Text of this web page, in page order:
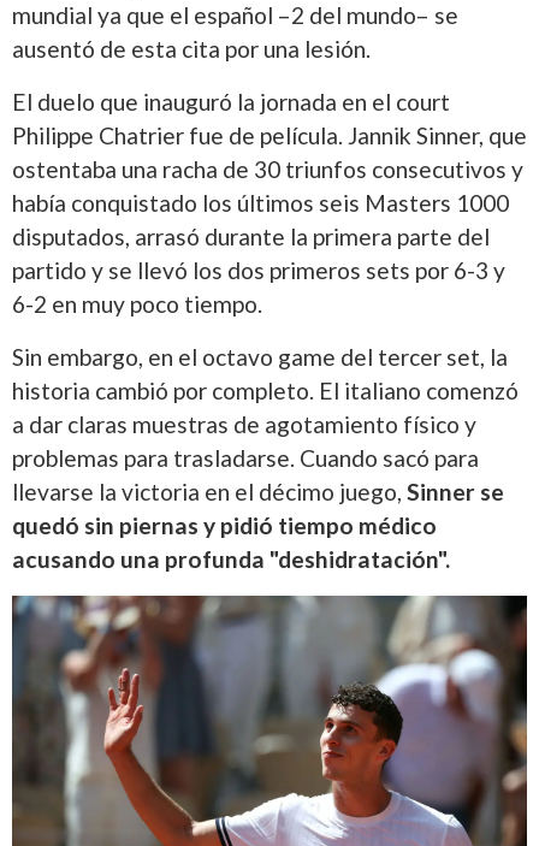
mundial ya que el español –2 del mundo– se
ausentó de esta cita por una lesión.
El duelo que inauguró la jornada en el court
Philippe Chatrier fue de película. Jannik Sinner, que
ostentaba una racha de 30 triunfos consecutivos y
había conquistado los últimos seis Masters 1000
disputados, arrasó durante la primera parte del
partido y se llevó los dos primeros sets por 6-3 y
6-2 en muy poco tiempo.
Sin embargo, en el octavo game del tercer set, la
historia cambió por completo. El italiano comenzó
a dar claras muestras de agotamiento físico y
problemas para trasladarse. Cuando sacó para
llevarse la victoria en el décimo juego, Sinner se
quedó sin piernas y pidió tiempo médico
acusando una profunda "deshidratación".